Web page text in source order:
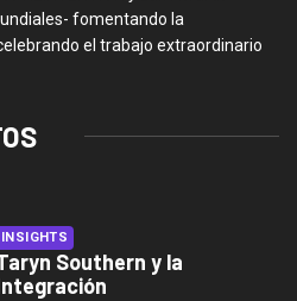
fomentando la
el trabajo extraordinario
INSIGHTS
Southern y la